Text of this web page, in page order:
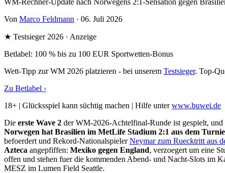
Von Marco Feldmann · 06. Juli 2026
★ Testsieger 2026 · Anzeige
Betlabel: 100 % bis zu 100 EUR Sportwetten-Bonus
Wett-Tipp zur WM 2026 platzieren - bei unserem Testsieger. Top-
Zu Betlabel ›
18+ | Glücksspiel kann süchtig machen | Hilfe unterwww.buwei.de
Die erste Wave 2 der WM-2026-Achtelfinal-Runde ist gespielt,
Norwegen hat Brasilien im MetLife Stadium 2:1 aus dem
befoerdert und Rekord-NationalspielerNeymar zum Ruecktritt aus
Azteca angepfiffen: Mexiko gegen England, verzoegert um eine
offen und stehen fuer die kommenden Abend- und Nacht-Slots im
MESZ im Lumen Field Seattle.